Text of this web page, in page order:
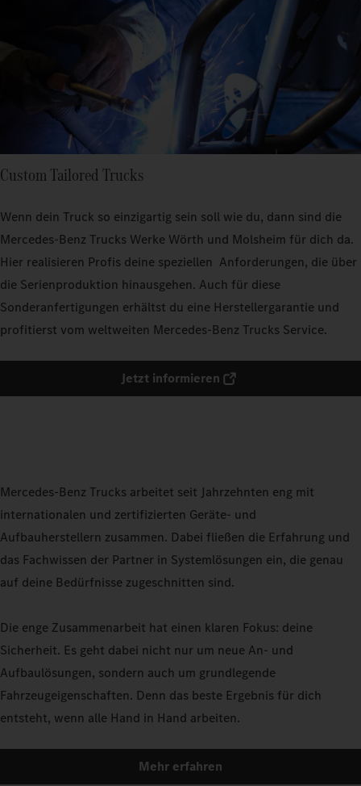
Custom Tailored Trucks
Wenn dein Truck so einzigartig sein soll wie du, dann sind die
Mercedes-Benz Trucks Werke Wörth und Molsheim für dich da.
Hier realisieren Profis deine speziellen Anforderungen, die über
die Serienproduktion hinausgehen. Auch für diese
Sonderanfertigungen erhältst du eine Herstellergarantie und
profitierst vom weltweiten Mercedes-Benz Trucks Service.
Jetzt informieren
Mercedes-Benz Trucks arbeitet seit Jahrzehnten eng mit
internationalen und zertifizierten Geräte- und
Aufbauherstellern zusammen. Dabei fließen die Erfahrung und
das Fachwissen der Partner in Systemlösungen ein, die genau
auf deine Bedürfnisse zugeschnitten sind.
Die enge Zusammenarbeit hat einen klaren Fokus: deine
Sicherheit. Es geht dabei nicht nur um neue An- und
Aufbaulösungen, sondern auch um grundlegende
Fahrzeugeigenschaften. Denn das beste Ergebnis für dich
entsteht, wenn alle Hand in Hand arbeiten.
Mehr erfahren